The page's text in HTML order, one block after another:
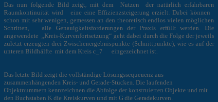
Das nun folgende Bild zeigt, mit dem Nutzen der natürlich erfahrbaren
Raumkontinuität wird eine eine Effizienzsteigerung erzielt. Dabei können
schon mit sehr wenigen, gemessen an den theoretisch endlos vielen möglichen
Schritten, alle Genauigkeitsforderungen der Praxis erfüllt werden. Die
angewendete „Kreis-Kurvenfortsetzung“ geht dabei durch die Folge der jeweils
zuletzt erzeugten drei Zwischenergebnispunkte (Schnittpunkte), wie es auf der
unteren Bildhälfte mit dem Kreis c_7 eingezeichnet ist.
Das letzte Bild zeigt die vollständige Lösungssequeuenz aus
zusammenhängenden Kreis- und Gerade-Stücken. Die laufenden
Objektnummern kennzeichnen die Abfolge der konstruierten Objekte und mit
den Buchstaben K die Kreiskurven und mit G die Geradekurven.